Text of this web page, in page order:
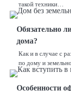
такой техники…
Обязательно
дома?
Как и в случае с
по дому и
Особенности